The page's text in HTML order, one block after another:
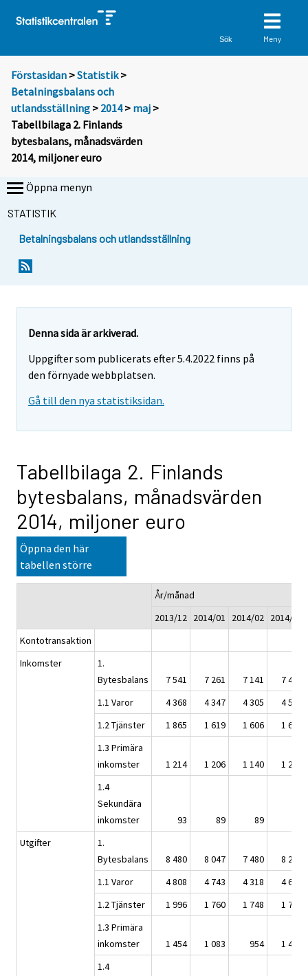
Sök Meny
Förstasidan >Statistik >
Betalningsbalans och
utlandsställning > 2014> maj >
Tabellbilaga 2. Finlands
bytesbalans, månadsvärden
2014, miljoner euro
Öppna menyn
STATISTIK
Betalningsbalans och utlandsställning
Denna sida är arkiverad.
Uppgifter som publicerats efter 5.4.2022 finns på
den förnyade webbplatsen.
Gå till den nya statistiksidan.
Tabellbilaga 2. Finlands
bytesbalans, månadsvärden
2014, miljoner euro
Öppna den här
tabellen större
År/månad
2013/12 2014/01 2014/02 2014/03
Kontotransaktion
Inkomster
1.
Bytesbalans
7 541 7 261 7 141
7 450
1.1 Varor
4 368 4 347 4 305
4 547
1.2 Tjänster
1 865 1 619 1 606
1 612
1.3 Primära
inkomster
1 214 1 206 1 140
1 202
1.4
Sekundära
inkomster
93 89 89
Utgifter
1.
Bytesbalans
8 480 8 047 7 480
8 285
1.1 Varor
4 808 4 743 4 318
4 605
1.2 Tjänster
1 996 1 760 1 748
1 762
1.3 Primära
inkomster
1 454 1 083 954
1 457
1.4